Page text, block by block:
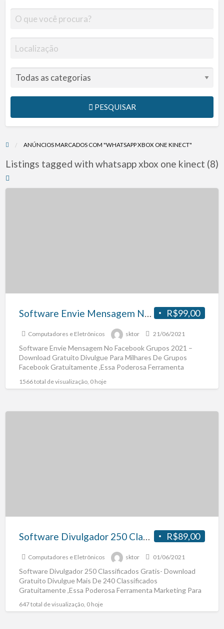
PESQUISAR
ANÚNCIOS MARCADOS COM "WHATSAPP XBOX ONE KINECT"
Listings tagged with whatsapp xbox one kinect (8)
R$99,00
Software Envie Mensagem No Facebook Grupos 2021 – Download Gratuito
Computadores e Eletrônicos sktor 21/06/2021
Software Envie Mensagem No Facebook Grupos 2021 –
Download Gratuito Divulgue Para Milhares De Grupos
Facebook Gratuitamente ,Essa Poderosa Ferramenta
1566 total de visualização, 0 hoje
R$89,00
Software Divulgador 250 Classificados Gratis- Download Gratuito
Computadores e Eletrônicos sktor 01/06/2021
Software Divulgador 250 Classificados Gratis- Download
Gratuito Divulgue Mais De 240 Classificados
Gratuitamente ,Essa Poderosa Ferramenta Marketing Para
Adquira Agora Mesmo […]
647 total de visualização, 0 hoje